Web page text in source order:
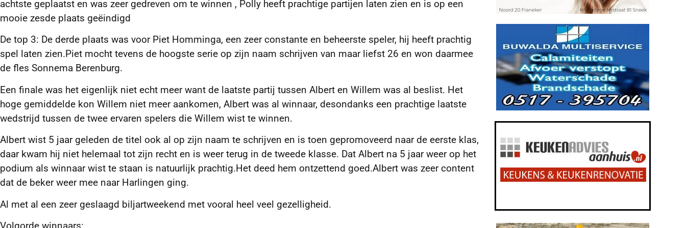
achtste geplaatst en was zeer gedreven om te winnen , Polly heeft prachtige partijen laten zien en is op een
mooie zesde plaats geëindigd
De top 3: De derde plaats was voor Piet Homminga, een zeer constante en beheerste speler, hij heeft prachtig
spel laten zien.Piet mocht tevens de hoogste serie op zijn naam schrijven van maar liefst 26 en won daarmee
de fles Sonnema Berenburg.
Een finale was het eigenlijk niet echt meer want de laatste partij tussen Albert en Willem was al beslist. Het
hoge gemiddelde kon Willem niet meer aankomen, Albert was al winnaar, desondanks een prachtige laatste
wedstrijd tussen de twee ervaren spelers die Willem wist te winnen.
Albert wist 5 jaar geleden de titel ook al op zijn naam te schrijven en is toen gepromoveerd naar de eerste klas,
daar kwam hij niet helemaal tot zijn recht en is weer terug in de tweede klasse. Dat Albert na 5 jaar weer op het
podium als winnaar wist te staan is natuurlijk prachtig.Het deed hem ontzettend goed.Albert was zeer content
dat de beker weer mee naar Harlingen ging.
Al met al een zeer geslaagd biljartweekend met vooral heel veel gezelligheid.